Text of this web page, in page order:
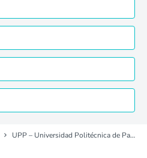
UPP – Universidad Politécnica de Pachuca